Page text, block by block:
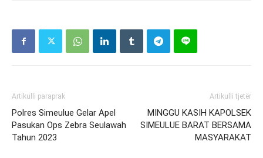
Artikulli paraprak
Polres Simeulue Gelar Apel
Pasukan Ops Zebra Seulawah
Tahun 2023
Artikulli tjetër
MINGGU KASIH KAPOLSEK
SIMEULUE BARAT BERSAMA
MASYARAKAT